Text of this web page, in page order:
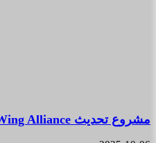
مشروع تحديث X-Wing Alliance يجلب تجربة VR مدهشة